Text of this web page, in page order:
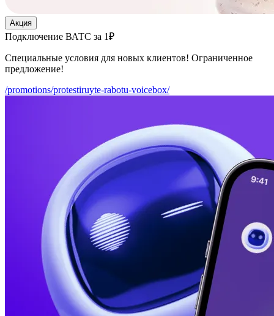
Акция
Подключение ВАТС за 1₽
Специальные условия для новых клиентов! Ограниченное
предложение!
/promotions/protestiruyte-rabotu-voicebox/